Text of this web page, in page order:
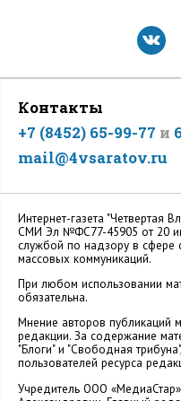
Контакты
+7 (8452) 65-99-77 и
mail@4vsaratov.ru
Интернет-газета "Четвертая
СМИ Эл №ФС77-45905 от 20
службой по надзору в сфере
массовых коммуникаций.
При любом использовании
обязательна.
Мнение авторов публикаций
редакции. За содержание
"Блоги" и "Свободная
пользователей ресурса
Учредитель ООО